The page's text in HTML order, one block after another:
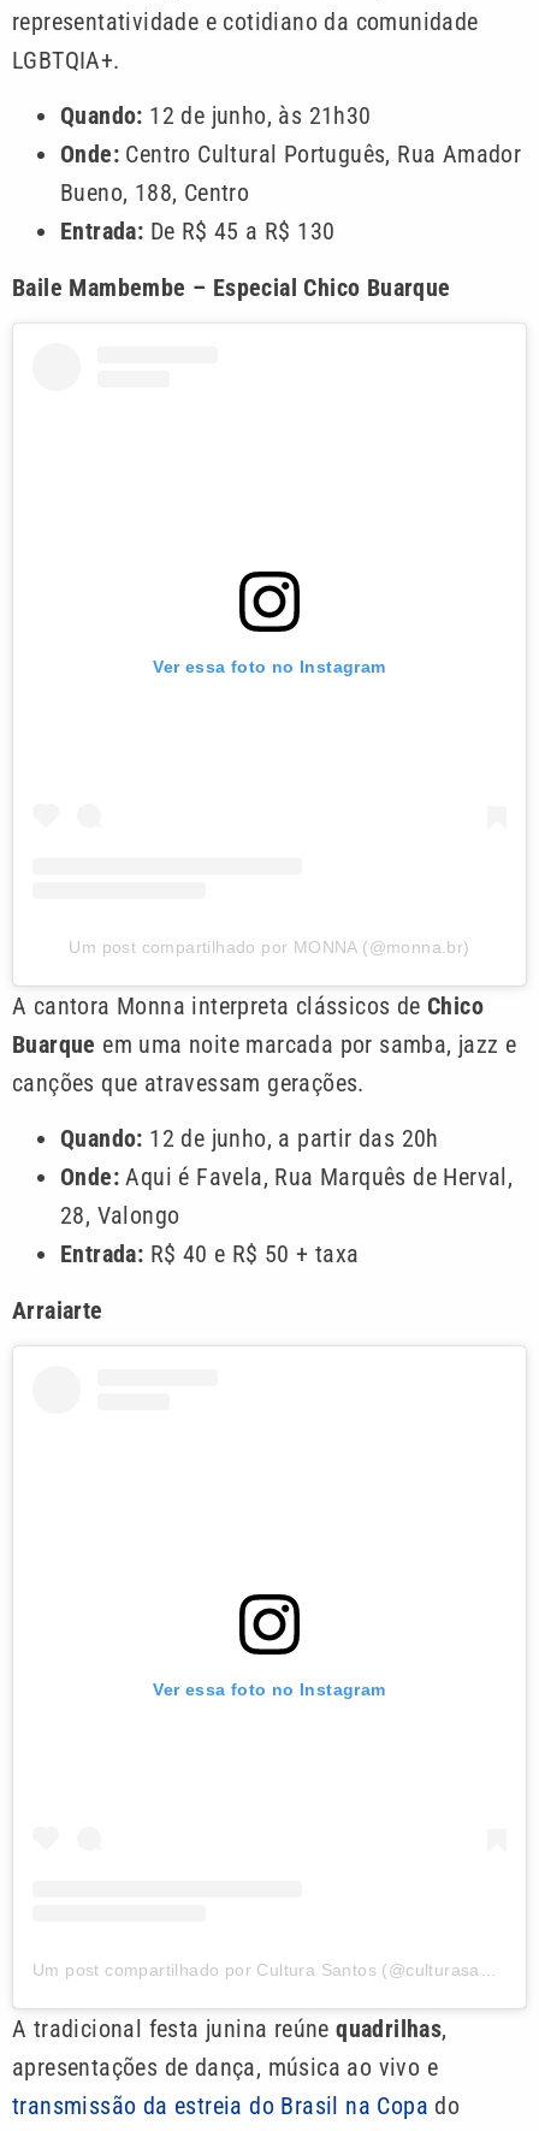
representatividade e cotidiano da comunidade
LGBTQIA+.
Quando: 12 de junho, às 21h30
Onde: Centro Cultural Português, Rua Amador
Bueno, 188, Centro
Entrada: De R$ 45 a R$ 130
Baile Mambembe – Especial Chico Buarque
Ver essa foto no Instagram
Um post compartilhado por MONNA (@monna.br)
A cantora Monna interpreta clássicos de Chico
Buarque em uma noite marcada por samba, jazz e
canções que atravessam gerações.
Quando: 12 de junho, a partir das 20h
Onde: Aqui é Favela, Rua Marquês de Herval,
28, Valongo
Entrada: R$ 40 e R$ 50 + taxa
Arraiarte
Ver essa foto no Instagram
A tradicional festa junina reúnequadrilhas,
apresentações de dança, música ao vivo e
transmissão da estreia do Brasil na Copa do